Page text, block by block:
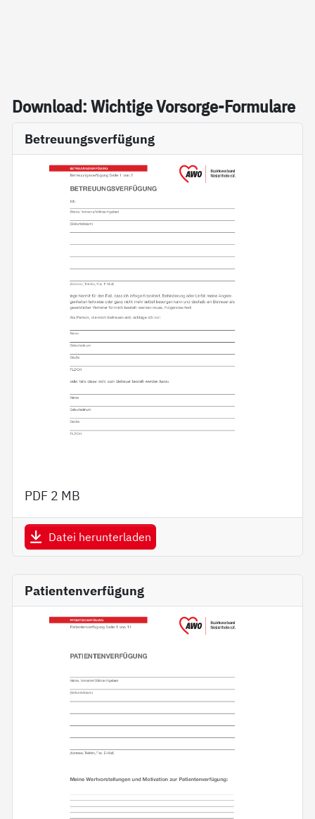
Down­load: Wich­ti­ge Vor­sor­ge-For­mu­la­re
Betreuungsverfügung
PDF 2 MB
Datei herunterladen
Patientenverfügung